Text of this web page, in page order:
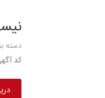
دسته
کد